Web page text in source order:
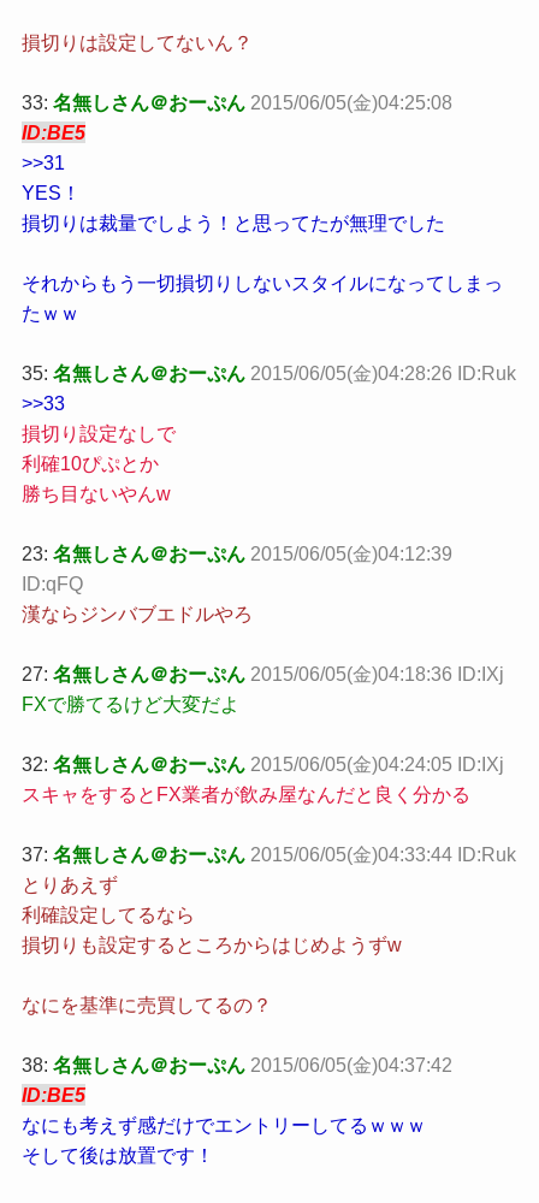
損切りは設定してないん？
33: 名無しさん＠おーぷん 2015/06/05(金)04:25:08
ID:BE5
>>31
YES！
損切りは裁量でしよう！と思ってたが無理でした
それからもう一切損切りしないスタイルになってしまっ
たｗｗ
35: 名無しさん＠おーぷん 2015/06/05(金)04:28:26 ID:Ruk
>>33
損切り設定なしで
利確10ぴぷとか
勝ち目ないやんw
23: 名無しさん＠おーぷん 2015/06/05(金)04:12:39
ID:qFQ
漢ならジンバブエドルやろ
27: 名無しさん＠おーぷん 2015/06/05(金)04:18:36 ID:IXj
FXで勝てるけど大変だよ
32: 名無しさん＠おーぷん 2015/06/05(金)04:24:05 ID:IXj
スキャをするとFX業者が飲み屋なんだと良く分かる
37: 名無しさん＠おーぷん 2015/06/05(金)04:33:44 ID:Ruk
とりあえず
利確設定してるなら
損切りも設定するところからはじめようずw
なにを基準に売買してるの？
38: 名無しさん＠おーぷん 2015/06/05(金)04:37:42
ID:BE5
なにも考えず感だけでエントリーしてるｗｗｗ
そして後は放置です！